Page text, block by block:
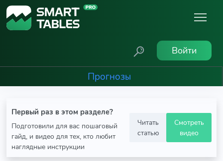
Войти
Прогнозы
Первый раз в этом разделе?
Подготовили для вас пошаговый
гайд, и видео для тех, кто любит
наглядные инструкции
Читать
статью
Смотреть
видео